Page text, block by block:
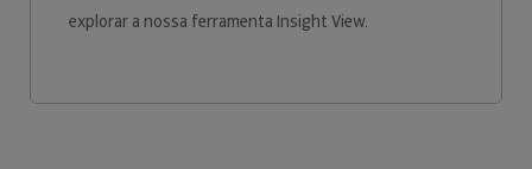
explorar a nossa ferramenta Insight View.